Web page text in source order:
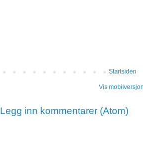
Startsiden
Vis
Legg inn kommentarer (Atom)